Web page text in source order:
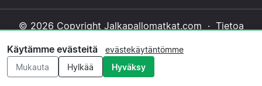
© 2026 Copyright Jalkapallomatkat.com · Tietoa
Evästekäytäntö·Toimituksellinen käytäntö
Käytämme evästeitä
evästekäytäntömme
Mukauta
Hylkää Hyväksy